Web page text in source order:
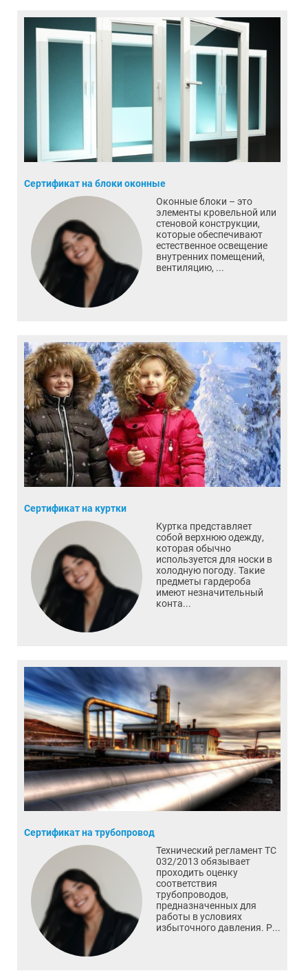
Сертификат на блоки оконные
Оконные блоки – это
элементы кровельной или
стеновой конструкции,
которые обеспечивают
естественное освещение
внутренних помещений,
вентиляцию, ...
Сертификат на куртки
Куртка представляет
собой верхнюю одежду,
которая обычно
используется для носки в
холодную погоду. Такие
предметы гардероба
имеют незначительный
конта...
Сертификат на трубопровод
Технический регламент ТС
032/2013 обязывает
проходить оценку
соответствия
трубопроводов,
предназначенных для
работы в условиях
избыточного давления. Р...